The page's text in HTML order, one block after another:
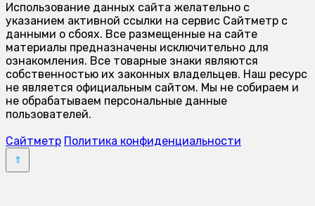
Использование данных сайта желательно с
указанием активной ссылки на сервис Сайтметр с
данными о сбоях. Все размещенные на сайте
материалы предназначены исключительно для
ознакомления. Все товарные знаки являются
собственностью их законных владельцев. Наш ресурс
не является официальным сайтом. Мы не собираем и
не обрабатываем персональные данные
пользователей.
Сайтметр Политика конфиденциальности